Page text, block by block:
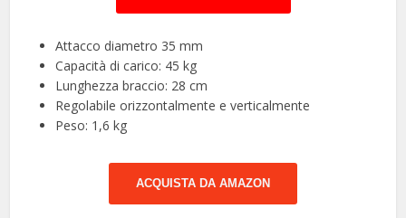
Attacco diametro 35 mm
Capacità di carico: 45 kg
Lunghezza braccio: 28 cm
Regolabile orizzontalmente e verticalmente
Peso: 1,6 kg
ACQUISTA DA AMAZON